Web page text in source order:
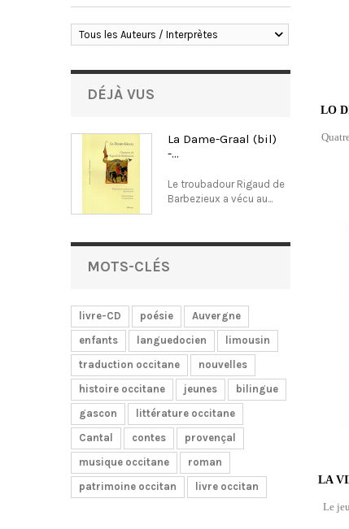
Tous les Auteurs / Interprètes
DÉJÀ VUS
La Dame-Graal (bil)
-...
Le troubadour Rigaud de
Barbezieux a vécu au...
MOTS-CLÉS
livre-CD poésie
Auvergne
enfants
languedocien
limousin
traduction occitane
nouvelles
histoire occitane
jeunes
bilingue
gascon
littérature occitane
Cantal
contes
provençal
musique occitane
roman
patrimoine occitan
livre occitan
LO
LA
Le